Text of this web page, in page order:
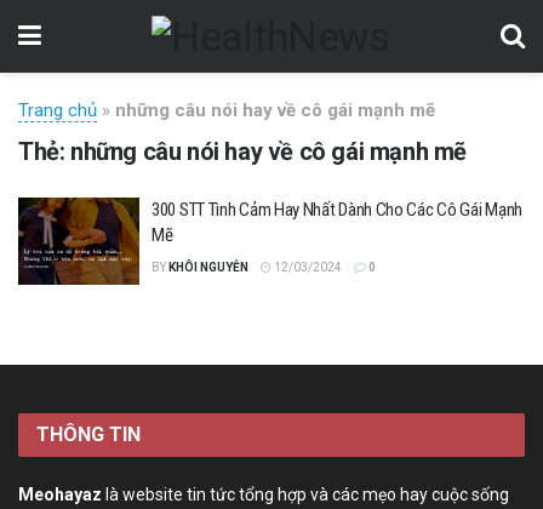
Trang chủ » những câu nói hay về cô gái mạnh mẽ
Thẻ: những câu nói hay về cô gái mạnh mẽ
300 STT Tình Cảm Hay Nhất Dành Cho Các Cô Gái Mạnh
Mẽ
BY KHÔI NGUYỄN 12/03/2024 0
THÔNG TIN
Meohayaz là website tin tức tổng hợp và các mẹo hay cuộc sống